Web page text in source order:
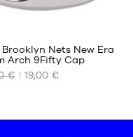
Brooklyn Nets New Era
Arch 9Fifty Cap
€
19,00 €